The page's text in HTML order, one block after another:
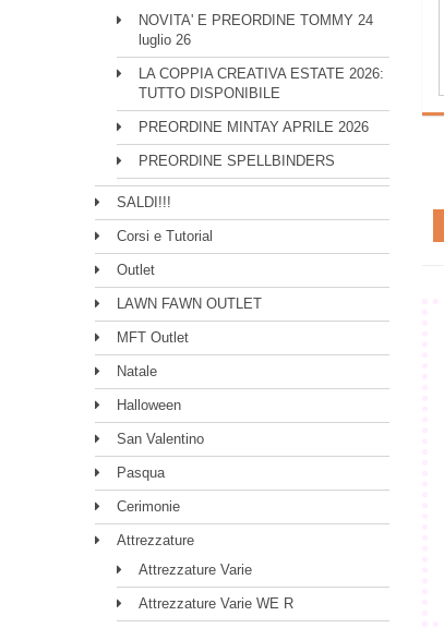
NOVITA' E PREORDINE TOMMY 24
luglio 26
LA COPPIA CREATIVA ESTATE 2026:
TUTTO DISPONIBILE
PREORDINE MINTAY APRILE 2026
PREORDINE SPELLBINDERS
SALDI!!!
Corsi e Tutorial
Outlet
LAWN FAWN OUTLET
MFT Outlet
Natale
Halloween
San Valentino
Pasqua
Cerimonie
Attrezzature
Attrezzature Varie
Attrezzature Varie WE R